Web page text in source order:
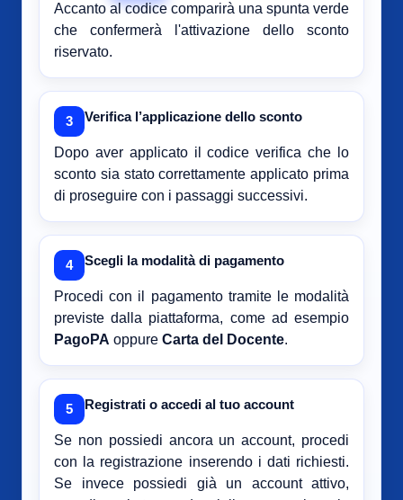
Accanto al codice comparirà una spunta verde
che confermerà l'attivazione dello sconto
riservato.
3 Verifica l’applicazione dello sconto
Dopo aver applicato il codice verifica che lo
sconto sia stato correttamente applicato prima
di proseguire con i passaggi successivi.
4 Scegli la modalità di pagamento
Procedi con il pagamento tramite le modalità
previste dalla piattaforma, come ad esempio
PagoPA oppure Carta del Docente.
5 Registrati o accedi al tuo account
Se non possiedi ancora un account, procedi
con la registrazione inserendo i dati richiesti.
Se invece possiedi già un account attivo,